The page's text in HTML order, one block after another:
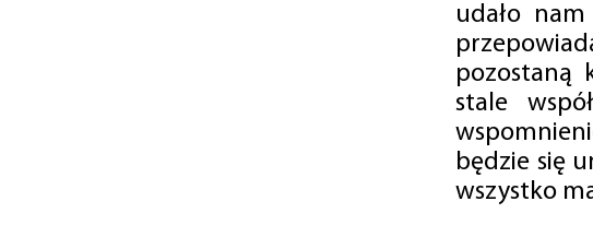
udało
pozostaną
stale
będzie się
wszystko